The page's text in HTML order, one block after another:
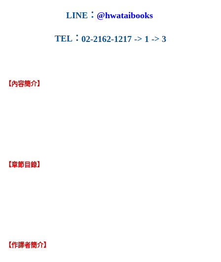
LINE ： @hwataibooks
TEL ： 02-2162-1217 -> 1 -> 3
【內容簡介】
【章節目錄】
【作譯者簡介】